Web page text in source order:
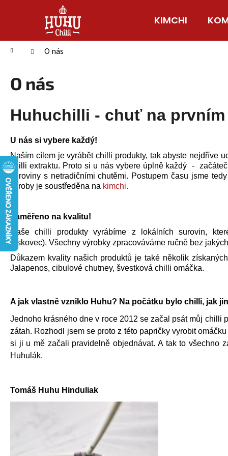
KIMCHI
Domů O nás
O nás
Huhuchilli - chuť na prvním
U nás si vybere každý!
Naším cílem je vyrábět chilli produkty, tak abyste nejdříve
chilli extraktu. Proto si u nás vybere úplně každý -
suroviny s netradičními chutěmi. Postupem času jsme
výroby je soustředěna na kimchi.
Zaměřeno na kvalitu!
Naše chilli produkty vyrábíme z lokálních surovin,
Lískovec). Všechny výrobky zpracováváme ručně bez
Důkazem kvality našich produktů je také několik
Jalapenos, cibulové chutney, švestková chilli omáčka.
A jak vlastně vzniklo Huhu? Na počátku bylo chilli, jak
Jednoho krásného dne v roce 2012 se začal psát můj chilli
zátah. Rozhodl jsem se proto z této papričky vyrobit
si ji u mě začali pravidelně objednávat. A tak to všechno
Huhulák.
Tomáš Huhu Hinduliak
í
Zpět
do
obchodu
Zpět
do
obchodu
CIBULOVÉ CHUTNEY - HOT
180 Kč